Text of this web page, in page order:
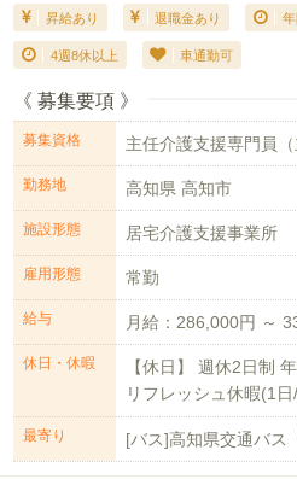
昇給あり 退職金あり
4週8休以上 車通勤可
《 募集要項 》
募集資格 主任介護支援専門員
勤務地 高知県 高知市
施設形態 居宅介護支援事業所
雇用形態 常勤
給与 月給：286,000円 ～
休日・休暇
【休日】 週休2日制
リフレッシュ休暇(1
最寄り